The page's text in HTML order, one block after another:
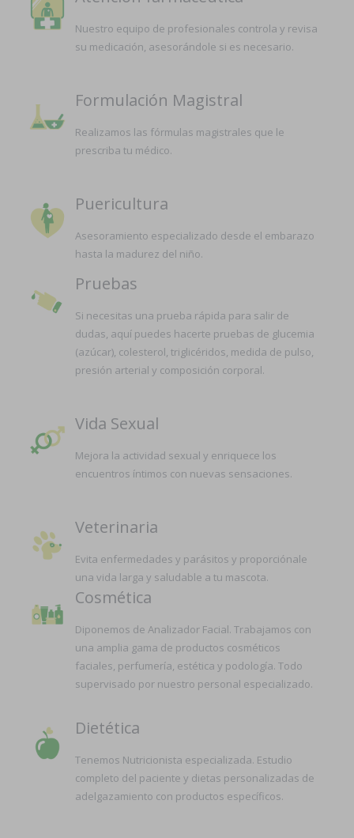
Nuestro equipo de profesionales controla y revisa
su medicación, asesorándole si es necesario.
Formulación Magistral
Realizamos las fórmulas magistrales que le
prescriba tu médico.
Puericultura
Asesoramiento especializado desde el embarazo
hasta la madurez del niño.
Pruebas
Si necesitas una prueba rápida para salir de
dudas, aquí puedes hacerte pruebas de glucemia
(azúcar), colesterol, triglicéridos, medida de pulso,
presión arterial y composición corporal.
Vida Sexual
Mejora la actividad sexual y enriquece los
encuentros íntimos con nuevas sensaciones.
Veterinaria
Evita enfermedades y parásitos y proporciónale
una vida larga y saludable a tu mascota.
Cosmética
Diponemos de Analizador Facial. Trabajamos con
una amplia gama de productos cosméticos
faciales, perfumería, estética y podología. Todo
supervisado por nuestro personal especializado.
Dietética
Tenemos Nutricionista especializada. Estudio
completo del paciente y dietas personalizadas de
adelgazamiento con productos específicos.